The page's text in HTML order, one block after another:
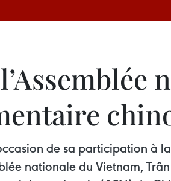
de sa participation à
nationale du Vietnam,